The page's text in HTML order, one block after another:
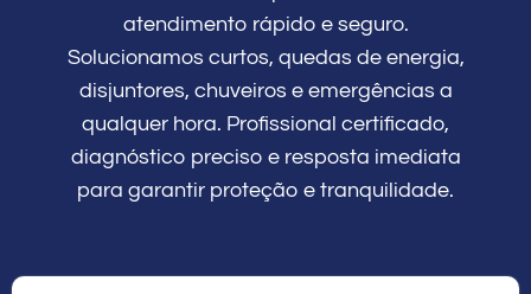
atendimento rápido e seguro.
Solucionamos curtos, quedas de energia,
disjuntores, chuveiros e emergências a
qualquer hora. Profissional certificado,
diagnóstico preciso e resposta imediata
para garantir proteção e tranquilidade.